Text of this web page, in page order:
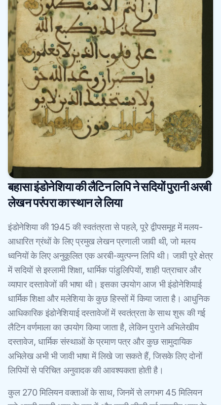
बहासा इंडोनेशिया की लैटिन लिपि ने सदियों पुरानी अरबी
लेखन परंपरा का स्थान ले लिया
इंडोनेशिया की 1945 की स्वतंत्रता से पहले, पूरे द्वीपसमूह में मलय-
आधारित ग्रंथों के लिए प्रमुख लेखन प्रणाली जावी थी, जो मलय
ध्वनियों के लिए अनुकूलित एक अरबी-व्युत्पन्न लिपि थी। जावी पूरे क्षेत्र
में सदियों से इस्लामी शिक्षा, धार्मिक पांडुलिपियों, शाही पत्राचार और
व्यापार दस्तावेजों की भाषा थी। इसका उपयोग आज भी इंडोनेशियाई
धार्मिक शिक्षा और मलेशिया के कुछ हिस्सों में किया जाता है। आधुनिक
आधिकारिक इंडोनेशियाई दस्तावेजों में स्वतंत्रता के साथ शुरू की गई
लैटिन वर्णमाला का उपयोग किया जाता है, लेकिन पुराने अभिलेखीय
दस्तावेज, धार्मिक संस्थाओं के प्रमाण पत्र और कुछ सामुदायिक
अभिलेख अभी भी जावी भाषा में लिखे जा सकते हैं, जिसके लिए दोनों
लिपियों से परिचित अनुवादक की आवश्यकता होती है।
कुल 270 मिलियन वक्ताओं के साथ, जिनमें से लगभग 45 मिलियन